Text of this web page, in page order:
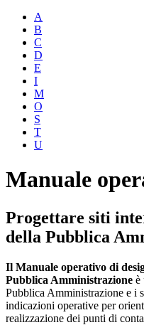
A
B
C
D
E
I
M
O
S
T
U
Manuale
Progettare siti
della Pubblica
Il Manuale operativo di
Pubblica Amministrazione è
Pubblica Amministrazione e i
indicazioni operative per
realizzazione dei punti di